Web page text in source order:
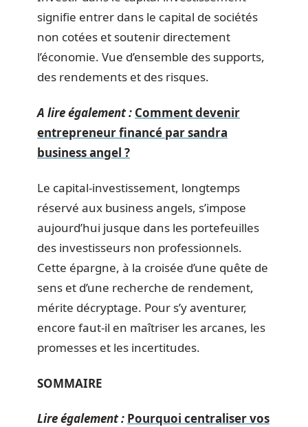
signifie entrer dans le capital de sociétés
non cotées et soutenir directement
l’économie. Vue d’ensemble des supports,
des rendements et des risques.
A lire également : Comment devenir
entrepreneur financé par sandra
business angel ?
Le capital-investissement, longtemps
réservé aux business angels, s’impose
aujourd’hui jusque dans les portefeuilles
des investisseurs non professionnels.
Cette épargne, à la croisée d’une quête de
sens et d’une recherche de rendement,
mérite décryptage. Pour s’y aventurer,
encore faut-il en maîtriser les arcanes, les
promesses et les incertitudes.
SOMMAIRE
Lire également : Pourquoi centraliser vos